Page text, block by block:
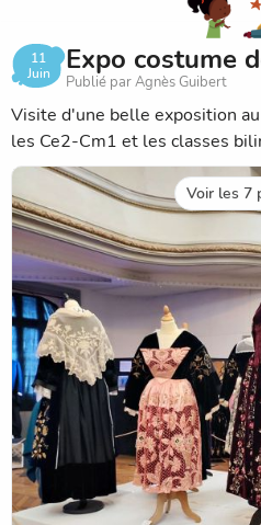
11
Juin
Expo costume
Publié par Agnès Guibert
Visite d'une belle exposition
les Ce2-Cm1 et les classes
Voir les 7